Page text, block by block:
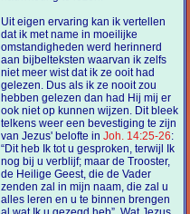
Uit eigen ervaring kan ik vertellen
dat ik met name in moeilijke
omstandigheden werd herinnerd
aan bijbelteksten waarvan ik zelfs
niet meer wist dat ik ze ooit had
gelezen. Dus als ik ze nooit zou
hebben gelezen dan had Hij mij er
ook niet op kunnen wijzen. Dit bleek
telkens weer een bevestiging te zijn
van Jezus' belofte in Joh. 14:25-26:
“Dit heb Ik tot u gesproken, terwijl Ik
nog bij u verblijf; maar de Trooster,
de Heilige Geest, die de Vader
zenden zal in mijn naam, die zal u
alles leren en u te binnen brengen